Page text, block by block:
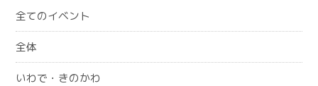
全てのイベント
全体
いわで・きのかわ